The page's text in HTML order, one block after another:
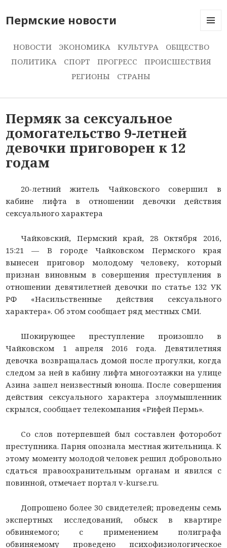
Пермские новости
И
НОВОСТИ ЭКОНОМИКА КУЛЬТУРА
ОБЩЕСТВО
ПОЛИТИКА
СПОРТ ПРОГРЕСС
ПРОИСШЕСТВИЯ
РЕГИОНЫ
СТРАНЫ
Пермяк за сексуальное
домогательство 9-летней
девочки приговорен к 12
годам
20-летний житель Чайковского совершил в
кабине лифта в отношении девочки действия
сексуального характера
Чайковский, Пермский край, 28 Октября 2016,
15:21 — В городе Чайковском Пермского края
вынесен приговор молодому человеку, который
признан виновным в совершения преступления в
отношении девятилетней девочки по статье 132 УК
РФ «Насильственные действия сексуального
характера». Об этом сообщает ряд местных СМИ.
Шокирующее преступление произошло в
Чайковском 1 апреля 2016 года. Девятилетняя
девочка возвращалась домой после прогулки, когда
следом за ней в кабину лифта многоэтажки на улице
Азина зашел неизвестный юноша. После совершения
действия сексуального характера злоумышленник
скрылся, сообщает телекомпания «Рифей Пермь».
Со слов потерпевшей был составлен фоторобот
преступника. Парня опознала местная жительница. К
этому моменту молодой человек решил добровольно
сдаться правоохранительным органам и явился с
повинной, отмечает портал v-kurse.ru.
Допрошено более 30 свидетелей; проведены семь
экспертных исследований, обыск в квартире
обвиняемого; с применением полиграфа
обвиняемому проведено психофизиологическое